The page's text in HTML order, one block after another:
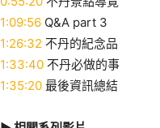
1:09:56 Q&A part 3
1:26:32 不丹的紀念品
1:33:40 不丹必做的事
1:35:20 最後資訊總結